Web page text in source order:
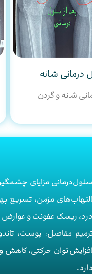
شانه
شانه و گردن
سلول‌درمانی مزایای
التهاب‌های مزمن، تسریع
درد، ریسک عفونت و عوارض
ترمیم مفاصل، پوست،
افزایش توان حرکتی، کاهش
دارد.